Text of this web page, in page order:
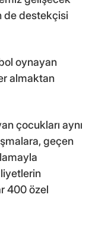
de destekçisi
oynayan
almaktan
çocukları aynı
geçen
400 özel